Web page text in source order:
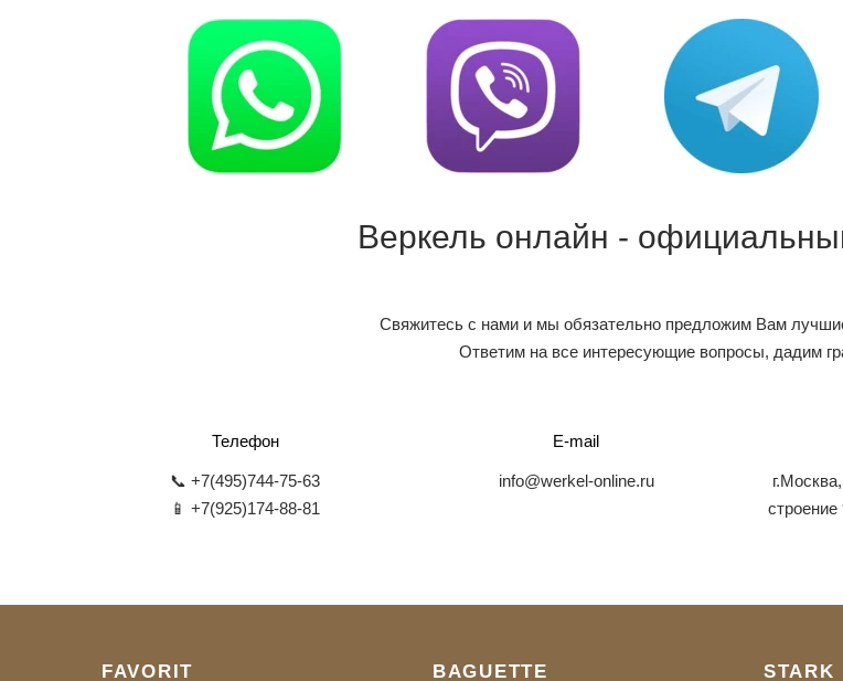
Веркель онлайн -
Свяжитесь с нами и мы обязательно предложим Вам
Ответим на все интересующие вопросы, дадим
Телефон
📞 +7(495)744-75-63
📱 +7(925)174-88-81
E-mail
info@werkel-online.ru
FAVORIT BAGUETTE STARK